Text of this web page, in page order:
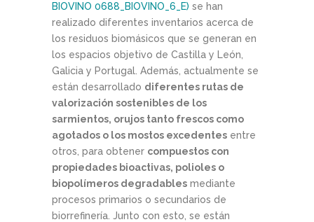
BIOVINO 0688_BIOVINO_6_E) se han
realizado diferentes inventarios acerca de
los residuos biomásicos que se generan en
los espacios objetivo de Castilla y León,
Galicia y Portugal. Además, actualmente se
están desarrollado diferentes rutas de
valorización sostenibles de los
sarmientos, orujos tanto frescos como
agotados o los mostos excedentes entre
otros, para obtener compuestos con
propiedades bioactivas, polioles o
biopolímeros degradables mediante
procesos primarios o secundarios de
biorrefinería. Junto con esto, se están